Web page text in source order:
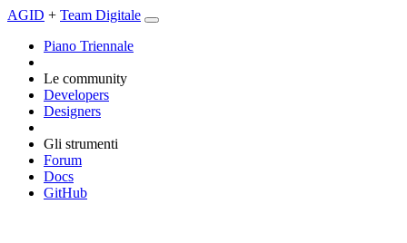
AGID + Team Digitale
Piano Triennale
Le community
Developers
Designers
Gli strumenti
Forum
Docs
GitHub